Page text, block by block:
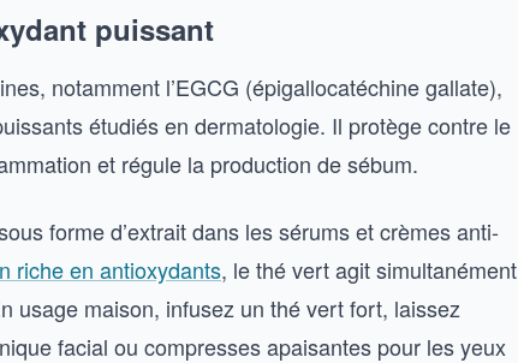
puissant
notamment l’EGCG (épigallocatéchine gallate),
étudiés en dermatologie. Il protège contre le
et régule la production de sébum.
forme d’extrait dans les sérums et crèmes anti-
riche en antioxydants, le thé vert agit simultanément
usage maison, infusez un thé vert fort, laissez
facial ou compresses apaisantes pour les yeux